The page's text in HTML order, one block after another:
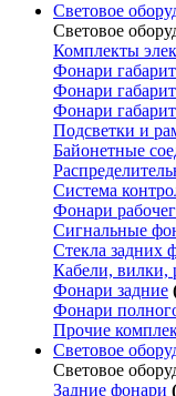
Световое
Световое
Комплекты
Фонари
Фонари
Фонари
Подсветки и
Байонетные
Система
Фонари
Сигнальные
Стекла задних
Кабели, вилки,
Фонари задние
Фонари
Прочие
Световое
Световое
Задние фонари